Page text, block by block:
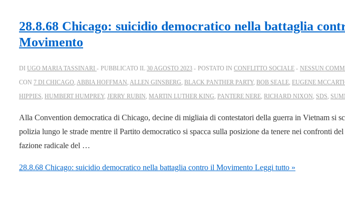
28.8.68 Chicago: suicidio democratico nella battaglia
Movimento
DI UGO MARIA TASSINARI PUBBLICATO IL 30 AGOSTO 2023 POSTATO IN CONFLITTO SOCIALE NESSUN
CON 7 DI CHICAGO, ABBIA HOFFMAN, ALLEN GINSBERG, BLACK PANTHER PARTY, BOB SEALE, EUGENE
HIPPIES, HUMBERT HUMPREY, JERRY RUBIN, MARTIN LUTHER KING, PANTERE NERE, RICHARD NIXON, SDS,
Alla Convention democratica di Chicago, decine di migliaia di contestatori della guerra in Vietnam si
polizia lungo le strade mentre il Partito democratico si spacca sulla posizione da tenere nei confronti
fazione radicale del …
28.8.68 Chicago: suicidio democratico nella battaglia contro il Movimento Leggi tutto »